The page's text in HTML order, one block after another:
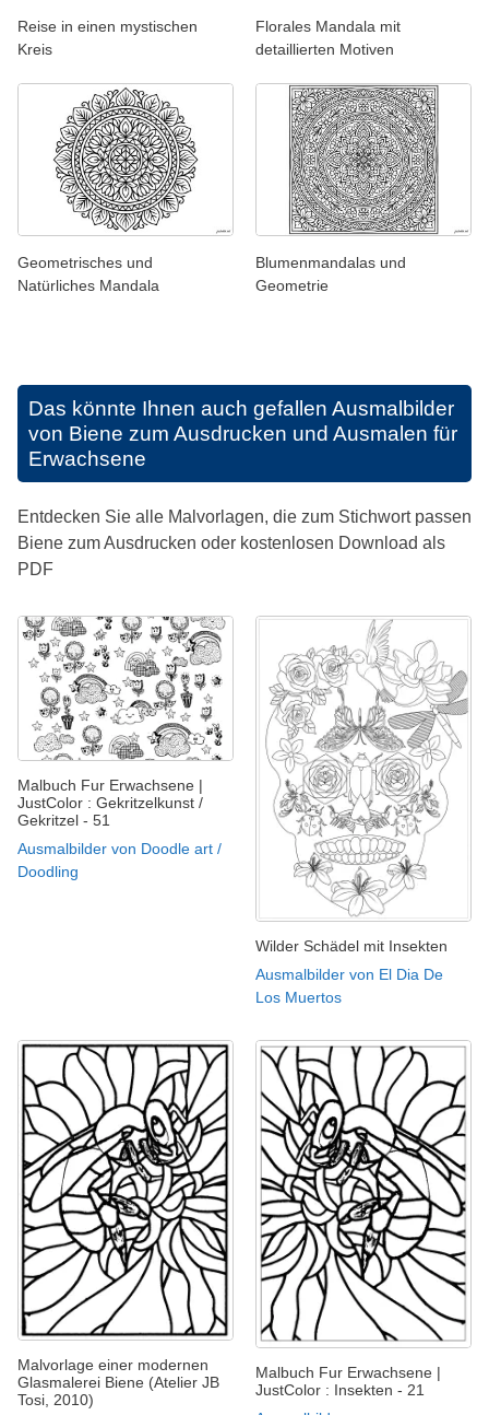
Reise in einen mystischen
Kreis
Florales Mandala mit
detaillierten Motiven
Geometrisches und
Natürliches Mandala
Blumenmandalas und
Geometrie
Das könnte Ihnen auch gefallen Ausmalbilder
von Biene zum Ausdrucken und Ausmalen für
Erwachsene
Entdecken Sie alle Malvorlagen, die zum Stichwort passen
Biene zum Ausdrucken oder kostenlosen Download als
PDF
Malbuch Fur Erwachsene |
JustColor : Gekritzelkunst /
Gekritzel - 51
Ausmalbilder von Doodle art /
Doodling
Wilder Schädel mit Insekten
Ausmalbilder von El Dia De
Los Muertos
Malvorlage einer modernen
Glasmalerei Biene (Atelier JB
Tosi, 2010)
Malbuch Fur Erwachsene |
JustColor : Insekten - 21